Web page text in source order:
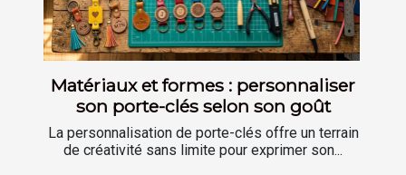
Matériaux et formes : personnaliser
son porte-clés selon son goût
La personnalisation de porte-clés offre un terrain
de créativité sans limite pour exprimer son...